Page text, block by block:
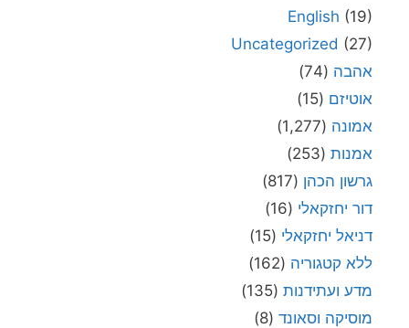
English (19)
Uncategorized (27)
אהבה (74)
אוטיזם (15)
אמונה (1,277)
אמנות (253)
גרשון הכהן (817)
דור יחזקאלי (16)
דניאל יחזקאלי (15)
ללא קטגוריה (162)
מדע ועתידנות (135)
מוסיקה וסאונד (8)